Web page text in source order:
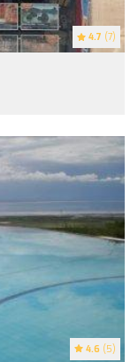
4.7 (7)
4.6 (5)